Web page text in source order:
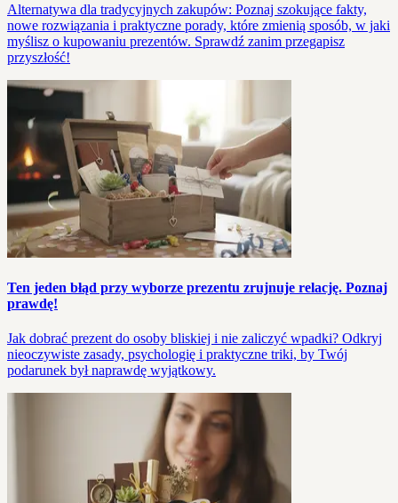
Alternatywa dla tradycyjnych zakupów: Poznaj szokujące fakty,
nowe rozwiązania i praktyczne porady, które zmienią sposób, w jaki
myślisz o kupowaniu prezentów. Sprawdź zanim przegapisz
przyszłość!
Ten jeden błąd przy wyborze prezentu zrujnuje relację. Poznaj
prawdę!
Jak dobrać prezent do osoby bliskiej i nie zaliczyć wpadki? Odkryj
nieoczywiste zasady, psychologię i praktyczne triki, by Twój
podarunek był naprawdę wyjątkowy.